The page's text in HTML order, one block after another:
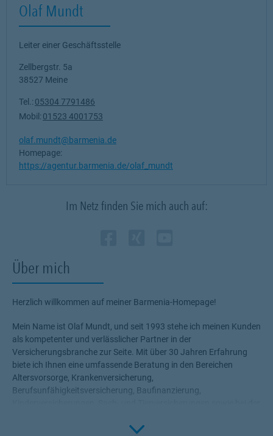
Über mich
Herzlich willkommen auf meiner Barmenia-Homepage!
Mein Name ist Olaf Mundt, und seit 1993 stehe ich meinen Kunden
als kompetenter und verlässlicher Partner in der
Versicherungsbranche zur Seite. Mit über 30 Jahren Erfahrung
biete ich Ihnen eine umfassende Beratung in den Bereichen
Altersvorsorge, Krankenversicherung,
Berufsunfähigkeitsversicherung, Baufinanzierung,
Click to
Olaf Mundt
Leiter einer Geschäftsstelle
Zellbergstr. 5a
38527 Meine
Tel.: 05304 7791486
Mobil: 01523 4001753
olaf.mundt@barmenia.de
Homepage:
https://agentur.barmenia.de/olaf_mundt
Im Netz finden Sie mich auch auf: